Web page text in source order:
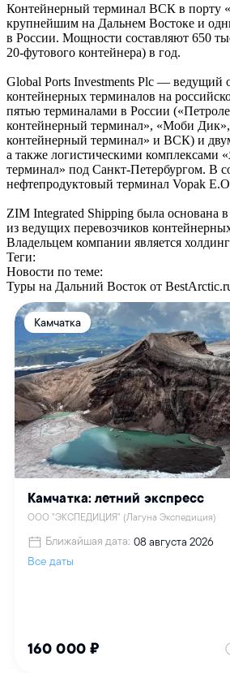
Контейнерный терминал ВСК в порту
крупнейшим на Дальнем Востоке и
в России. Мощности составляют 650
20-футового контейнера) в год.
Global Ports Investments Plc — ведущий
контейнерных терминалов на
пятью терминалами в России
контейнерный терминал», «Моби
контейнерный терминал» и ВСК) и
а также логистическими комплексами
терминал» под Санкт-Петербургом. В
нефтепродуктовый терминал Vopak
ZIM Integrated Shipping была основана
из ведущих перевозчиков
Владельцем компании является
Теги:
Новости по теме:
Туры на Дальний Восток от